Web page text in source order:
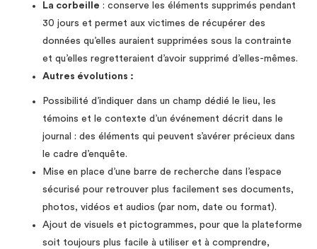
La corbeille : conserve les éléments supprimés pendant
30 jours et permet aux victimes de récupérer des
données qu’elles auraient supprimées sous la contrainte
et qu’elles regretteraient d’avoir supprimé d’elles-mêmes.
Autres évolutions :
Possibilité d’indiquer dans un champ dédié le lieu, les
témoins et le contexte d’un événement décrit dans le
journal : des éléments qui peuvent s’avérer précieux dans
le cadre d’enquête.
Mise en place d’une barre de recherche dans l’espace
sécurisé pour retrouver plus facilement ses documents,
photos, vidéos et audios (par nom, date ou format).
Ajout de visuels et pictogrammes, pour que la plateforme
soit toujours plus facile à utiliser et à comprendre,